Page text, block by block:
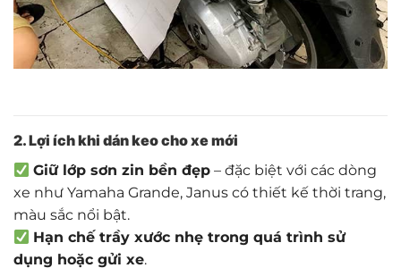
2. Lợi ích khi dán keo cho xe mới
Giữ lớp sơn zin bền đẹp – đặc biệt với các dòng
xe như Yamaha Grande, Janus có thiết kế thời trang,
màu sắc nổi bật.
Hạn chế trầy xước nhẹ trong quá trình sử
dụng hoặc gửi xe.